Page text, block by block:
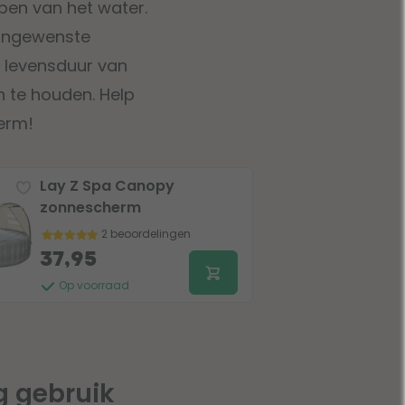
van het water.
van
houden. Help
Lay Z Spa Canopy
zonnescherm
2 beoordelingen
Op voorraad
37,95
gebruik